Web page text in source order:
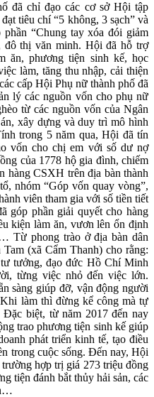
đã chỉ đạo các cơ sở Hội tập
tiêu chí “5 không, 3 sạch” và
“Chung tay xóa đói giảm
đô thị văn minh. Hội đã hỗ trợ
ăn, phương tiện sinh kế, học
làm, tăng thu nhập, cải thiện
cấp Hội Phụ nữ thành phố đã
lý các nguồn vốn cho phụ nữ
từ các nguồn vốn của Ngân
xây dựng và duy trì mô hình
trong 5 năm qua, Hội đã tín
vốn cho chị em với số dư nợ
của 1778 hộ gia đình, chiếm
hàng CSXH trên địa bàn thành
nhóm “Góp vốn quay vòng”,
viên tham gia với số tiền tiết
góp phần giải quyết cho hàng
kiện làm ăn, vươn lên ổn định
Từ phong trào ở địa bàn dân
(xã Cẩm Thanh) cho rằng:
tưởng, đạo đức Hồ Chí Minh
từng việc nhỏ đến việc lớn.
sàng giúp đỡ, vận động người
làm thì đừng kể công mà tự
biệt, từ năm 2017 đến nay
trao phương tiện sinh kế giúp
phát triển kinh tế, tạo điều
trong cuộc sống. Đến nay, Hội
hợp trị giá 273 triệu đồng
tiện đánh bắt thủy hải sản, các